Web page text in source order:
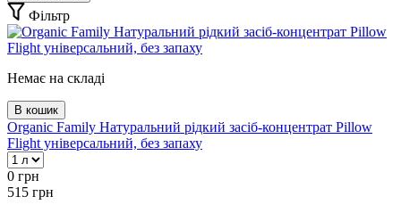
Фільтр
Немає на складі
В кошик
Organic Family Натуральний рідкий засіб-концентрат Pillow
Flight універсальний, без запаху
0 грн
515 грн